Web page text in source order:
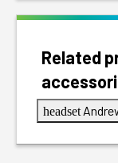
Related
headset